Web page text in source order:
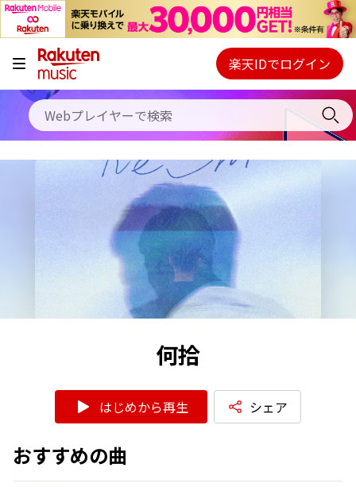
キャンペーン
料金プラン
使い方
初回30日間無料お試し
Webプレイヤー
ご契約内容の確認・変更
楽天IDでログイン
何拾
はじめから再生 シェア
おすすめの曲